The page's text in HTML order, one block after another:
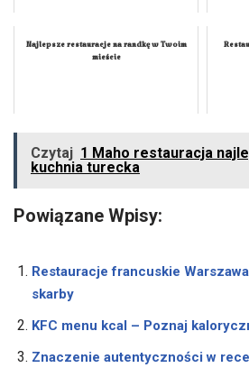
Najlepsze restauracje na randkę w Twoim
mieście
Czytaj 1 Maho restauracja
kuchnia turecka
Powiązane Wpisy:
Restauracje francuskie
skarby
KFC menu kcal – Poznaj
Znaczenie autentyczności w